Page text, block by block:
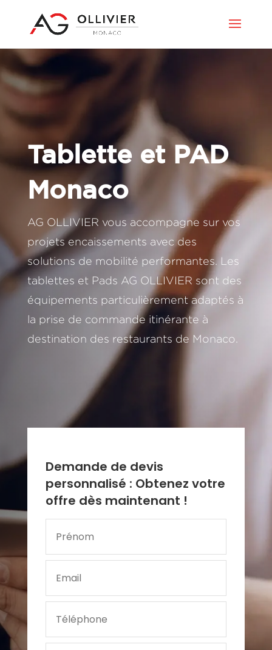
Tablette et PAD
Monaco
AG OLLIVIER vous accompagne sur vos
projets encaissements avec des
solutions de mobilité performantes. Les
tablettes et Pads AG OLLIVIER sont des
équipements particulièrement adaptés à
la prise de commande itinérante à
destination des restaurants de Monaco.
Demande de devis
personnalisé : Obtenez votre
offre dès maintenant !